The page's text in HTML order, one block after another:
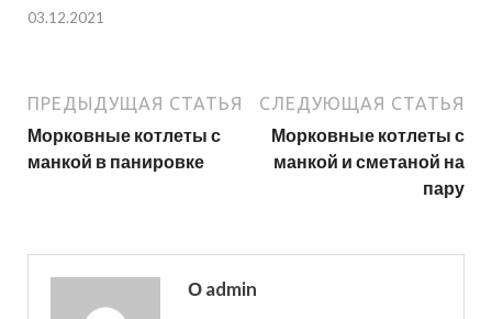
03.12.2021
ПРЕДЫДУЩАЯ СТАТЬЯ
Морковные котлеты с
манкой в панировке
СЛЕДУЮЩАЯ СТАТЬЯ
Морковные котлеты с
манкой и сметаной на
пару
О admin